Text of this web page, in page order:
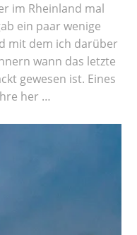
im Rheinland mal
ein paar wenige
mit dem ich darüber
wann das letzte
gewesen ist. Eines
her …